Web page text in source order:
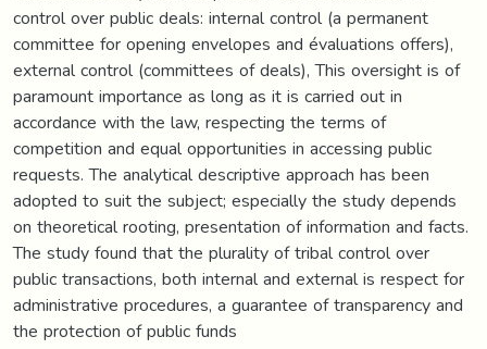
control over public deals: internal control (a permanent
committee for opening envelopes and évaluations offers),
external control (committees of deals), This oversight is of
paramount importance as long as it is carried out in
accordance with the law, respecting the terms of
competition and equal opportunities in accessing public
requests. The analytical descriptive approach has been
adopted to suit the subject; especially the study depends
on theoretical rooting, presentation of information and facts.
The study found that the plurality of tribal control over
public transactions, both internal and external is respect for
administrative procedures, a guarantee of transparency and
the protection of public funds